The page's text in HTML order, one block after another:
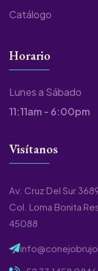
Catálogo
Horario
Lunes a Sábado
11:11am - 6:00pm
Visítanos
Av. Cruz Del Sur
Col. Loma Bonita
45088